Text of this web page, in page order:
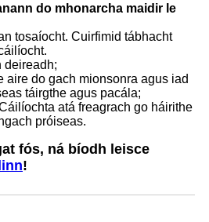
do mhonarcha maidir le
tosaíocht. Cuirfimid tábhacht
deireadh;
aire do gach mionsonra agus iad
táirgthe agus pacála;
atá freagrach go háirithe
próiseas.
fós, ná bíodh leisce
!